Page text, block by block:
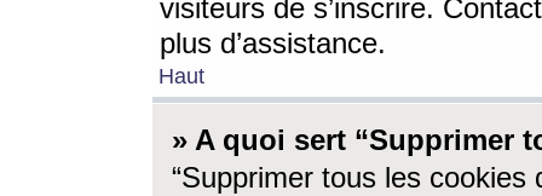
visiteurs de s’inscrire.
plus d’assistance.
Haut
» A quoi sert “Supprimer
“Supprimer tous les cookies